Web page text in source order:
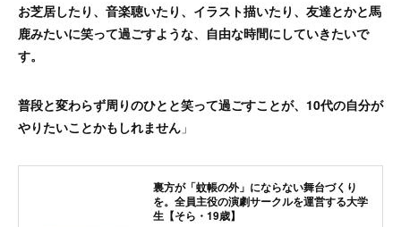
お芝居したり、音楽聴いたり、イラスト描いたり、友達とかと馬
鹿みたいに笑って過ごすような、自由な時間にしていきたいで
す。
普段と変わらず周りのひとと笑って過ごすことが、10代の自分が
やりたいことかもしれません 」
裏方が「蚊帳の外」にならない舞台づくり
を。全員主役の演劇サークルを運営する大学
生【そら・19歳】